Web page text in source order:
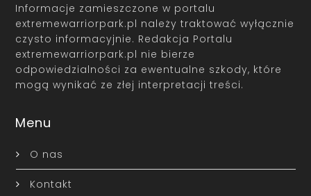
Informacje zamieszczone w portalu
extremewarriorpark.pl należy traktować wyłącznie
czysto informacyjnie. Redakcja Portalu
extremewarriorpark.pl nie bierze
odpowiedzialności za ewentualne szkody, które
mogą wynikać ze złej interpretacji treści.
Menu
O nas
Kontakt